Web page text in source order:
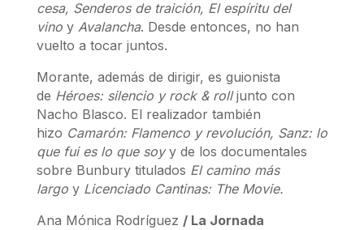
cesa, Senderos de traición, El espíritu del
vinoy Avalancha. Desde entonces, no han
vuelto a tocar juntos.
Morante, además de dirigir, es guionista
de Héroes: silencio y rock & rolljunto con
Nacho Blasco. El realizador también
hizo Camarón: Flamenco y revolución, Sanz: lo
que fui es lo que soyy de los documentales
sobre Bunbury titulados El camino más
largoy Licenciado Cantinas: The Movie.
Ana Mónica Rodríguez / La Jornada